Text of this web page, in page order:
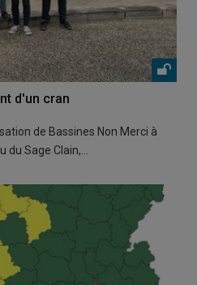
d'un cran
de Bassines Non Merci à
du Sage Clain,…